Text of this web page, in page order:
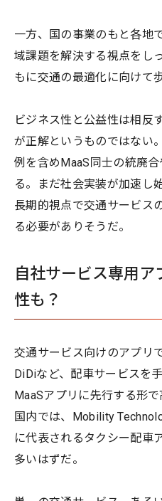
一方、国の事業のもと各地
域課題を解決する視点をし
もに交通の最適化に向けて
ビジネス性と公益性は相反
が正解というものではない
例を含めMaaS同士の統廃
る。まだ社会実装が加速し
長期的視点で交通サービス
る必要がありそうだ。
自社サービス専用
性も？
交通サービス向けのアプリ
DiDiなど、配車サービスを
MaaSアプリに先行する形
国内では、Mobility
に代表されるタクシー配車
多いはずだ。